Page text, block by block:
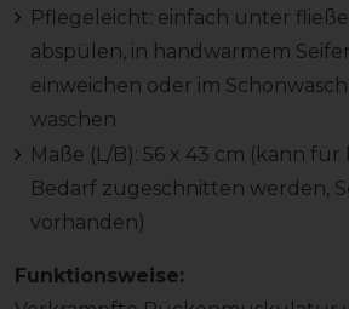
Pflegeleicht: einfach unter
abspülen, in handwarmem
einweichen oder im
waschen
Maße (L/B): 56 x 43 cm (kann
Bedarf zugeschnitten werden,
vorhanden)
Funktionsweise: